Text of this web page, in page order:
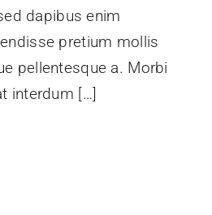
dapibus enim
pretium mollis
pellentesque a. Morbi
interdum […]